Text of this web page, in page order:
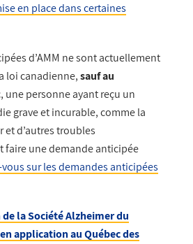
en place dans certaines
d’AMM ne sont actuellement
loi canadienne,sauf au
une personne ayant reçu un
grave et incurable, comme la
et d’autres troubles
faire une demande anticipée
sur les demandes anticipées
la Société Alzheimer du
application au Québec des